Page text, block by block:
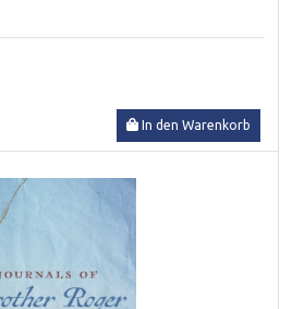
In den Warenkorb